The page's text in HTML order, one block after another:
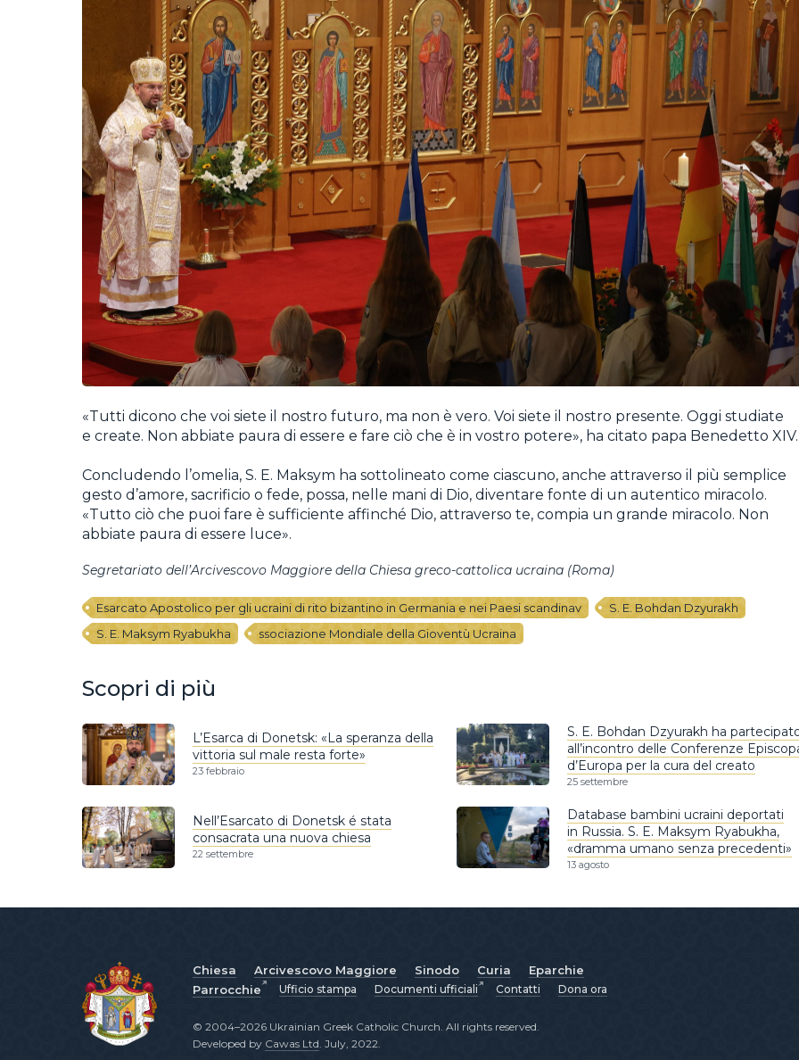
«Tutti dicono che voi siete il nostro futuro, ma non è vero. Voi siete il nostro presente. Oggi studiate
e create. Non abbiate paura di essere e fare ciò che è in vostro potere», ha citato papa Benedetto XIV.
Concludendo l’omelia, S. E. Maksym ha sottolineato come ciascuno, anche attraverso il più semplice
gesto d’amore, sacrificio o fede, possa, nelle mani di Dio, diventare fonte di un autentico miracolo.
«Tutto ciò che puoi fare è sufficiente affinché Dio, attraverso te, compia un grande miracolo. Non
abbiate paura di essere luce».
Segretariato dell’Arcivescovo Maggiore della Chiesa greco-cattolica ucraina (Roma)
Esarcato Apostolico per gli ucraini di rito bizantino in Germania e nei Paesi scandinav
S. E. Bohdan Dzyurakh
S. E. Maksym Ryabukha
ssociazione Mondiale della Gioventù Ucraina
Scopri di più
L’Esarca di Donetsk: «La speranza della
vittoria sul male resta forte»
23 febbraio
S. E. Bohdan Dzyurakh ha
all’incontro delle Conferenze
d’Europa per la cura del creato
25 settembre
Nell’Esarcato di Donetsk é stata
consacrata una nuova chiesa
22 settembre
Database bambini ucraini deportati
in Russia. S. E. Maksym Ryabukha,
«dramma umano senza precedenti»
13 agosto
Chiesa Arcivescovo Maggiore Sinodo Curia
Eparchie
Parrocchie
Ufficio stampa Documenti ufficiali Contatti Dona ora
© 2004–2026 Ukrainian Greek Catholic Church. All rights reserved.
Developed by Cawas Ltd. July, 2022.